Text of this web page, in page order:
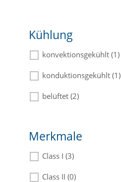
Kühlung
konvektionsgekühlt (1)
konduktionsgekühlt (1)
belüftet (2)
Merkmale
Class I (3)
Class II (0)